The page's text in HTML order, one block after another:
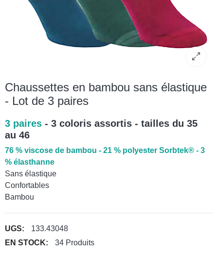
Chaussettes en bambou sans élastique
- Lot de 3 paires
3 paires - 3 coloris assortis - tailles du 35
au 46
76 % viscose de bambou - 21 % polyester Sorbtek® - 3
% élasthanne
Sans élastique
Confortables
Bambou
UGS:
133.43048
EN STOCK:
34 Produits